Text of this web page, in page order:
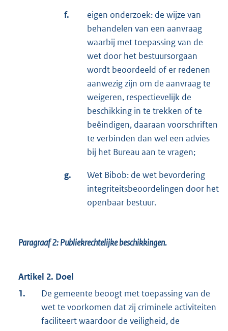
f.
eigen onderzoek: de wijze van
behandelen van een aanvraag
waarbij met toepassing van de
wet door het bestuursorgaan
wordt beoordeeld of er redenen
aanwezig zijn om de aanvraag te
weigeren, respectievelijk de
beschikking in te trekken of te
beëindigen, daaraan voorschriften
te verbinden dan wel een advies
bij het Bureau aan te vragen;
g.
Wet Bibob: de wet bevordering
integriteitsbeoordelingen door het
openbaar bestuur.
Paragraaf 2:Publiekrechtelijke beschikkingen.
Artikel 2. Doel
1.
De gemeente beoogt met toepassing van de
wet te voorkomen dat zij criminele activiteiten
faciliteert waardoor de veiligheid, de